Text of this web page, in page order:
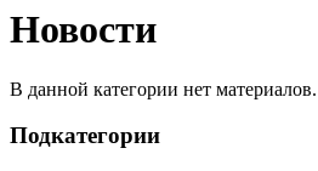
Новости
В данной категории нет материалов.
Подкатегории